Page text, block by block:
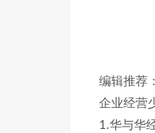
编辑推荐：
企业经营
1.华与华